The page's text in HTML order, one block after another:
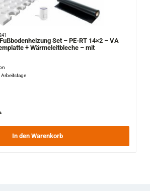
Set – PE-RT 14×2 – VA
+ Wärmeleitbleche – mit
Arbeitstage
In den Warenkorb